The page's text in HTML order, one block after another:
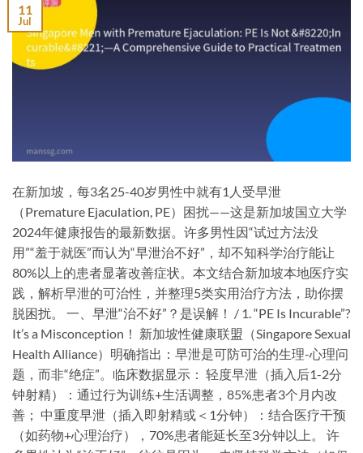
11
Jul
在新加坡，每3名25-40岁男性中就有1人受早泄
（Premature Ejaculation, PE）困扰——这是新加坡国立大学
2024年健康报告的最新数据。许多男性因“试过方法没
用”“羞于就医”而认为“早泄治不好”，却不知科学治疗能让
80%以上的患者显著改善症状。本文结合新加坡本地医疗实
践，解析早泄的可治性，并整理5类实用治疗方法，助你摆
脱困扰。 一、早泄“治不好”？是误解！ / 1. “PE Is Incurable”?
It’s a Misconception！ 新加坡性健康联盟（Singapore Sexual
Health Alliance）明确指出：​早泄是可防可治的生理-心理问
题，而非“绝症”​。临床数据显示： 轻度早泄（插入后1-2分
钟射精）：通过行为训练+生活调整，85%患者3个月内改
善； 中重度早泄（插入即射精或＜1分钟）：结合医疗干预
（如药物+心理治疗），70%患者能延长至3分钟以上。 许